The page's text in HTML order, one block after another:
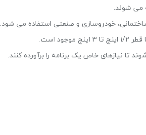
می شوند.
خودروسازی و صنعتی استفاده می شود.
است.
نیازهای خاص یک برنامه را برآورده کنند.